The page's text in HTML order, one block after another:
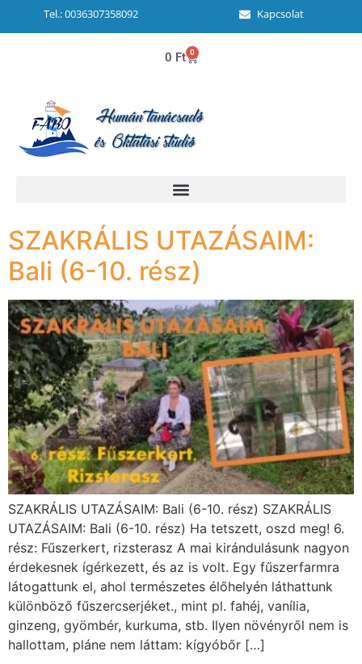
Tel.: 0036307358092 Kapcsolat
0 Ft 0
SZAKRÁLIS UTAZÁSAIM:
Bali (6-10. rész)
SZAKRÁLIS UTAZÁSAIM: Bali (6-10. rész) SZAKRÁLIS
UTAZÁSAIM: Bali (6-10. rész) Ha tetszett, oszd meg! 6.
rész: Fűszerkert, rizsterasz A mai kirándulásunk nagyon
érdekesnek ígérkezett, és az is volt. Egy fűszerfarmra
látogattunk el, ahol természetes élőhelyén láthattunk
különböző fűszercserjéket., mint pl. fahéj, vanília,
ginzeng, gyömbér, kurkuma, stb. Ilyen növényről nem is
hallottam, pláne nem láttam: kígyóbőr […]